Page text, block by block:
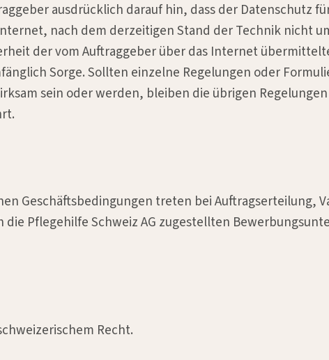
ausdrücklich darauf hin, dass der Datenschutz
nach dem derzeitigen Stand der Technik nicht
der vom Auftraggeber über das Internet
Sorge. Sollten einzelne Regelungen oder
sein oder werden, bleiben die übrigen
Geschäftsbedingungen treten bei Auftragserteilung,
die Pflegehilfe Schweiz AG zugestellten
Recht.